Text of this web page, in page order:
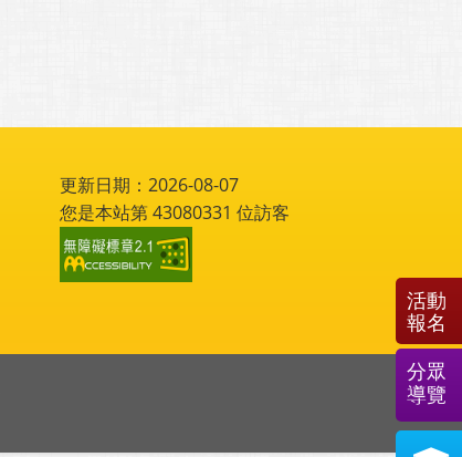
更新日期：2026-08-07
您是本站第43080331 位訪客
活動
報名
分眾
導覽